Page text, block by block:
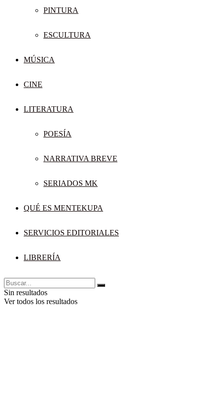
PINTURA
ESCULTURA
MÚSICA
CINE
LITERATURA
POESÍA
NARRATIVA BREVE
SERIADOS MK
QUÉ ES MENTEKUPA
SERVICIOS EDITORIALES
LIBRERÍA
Sin resultados
Ver todos los resultados